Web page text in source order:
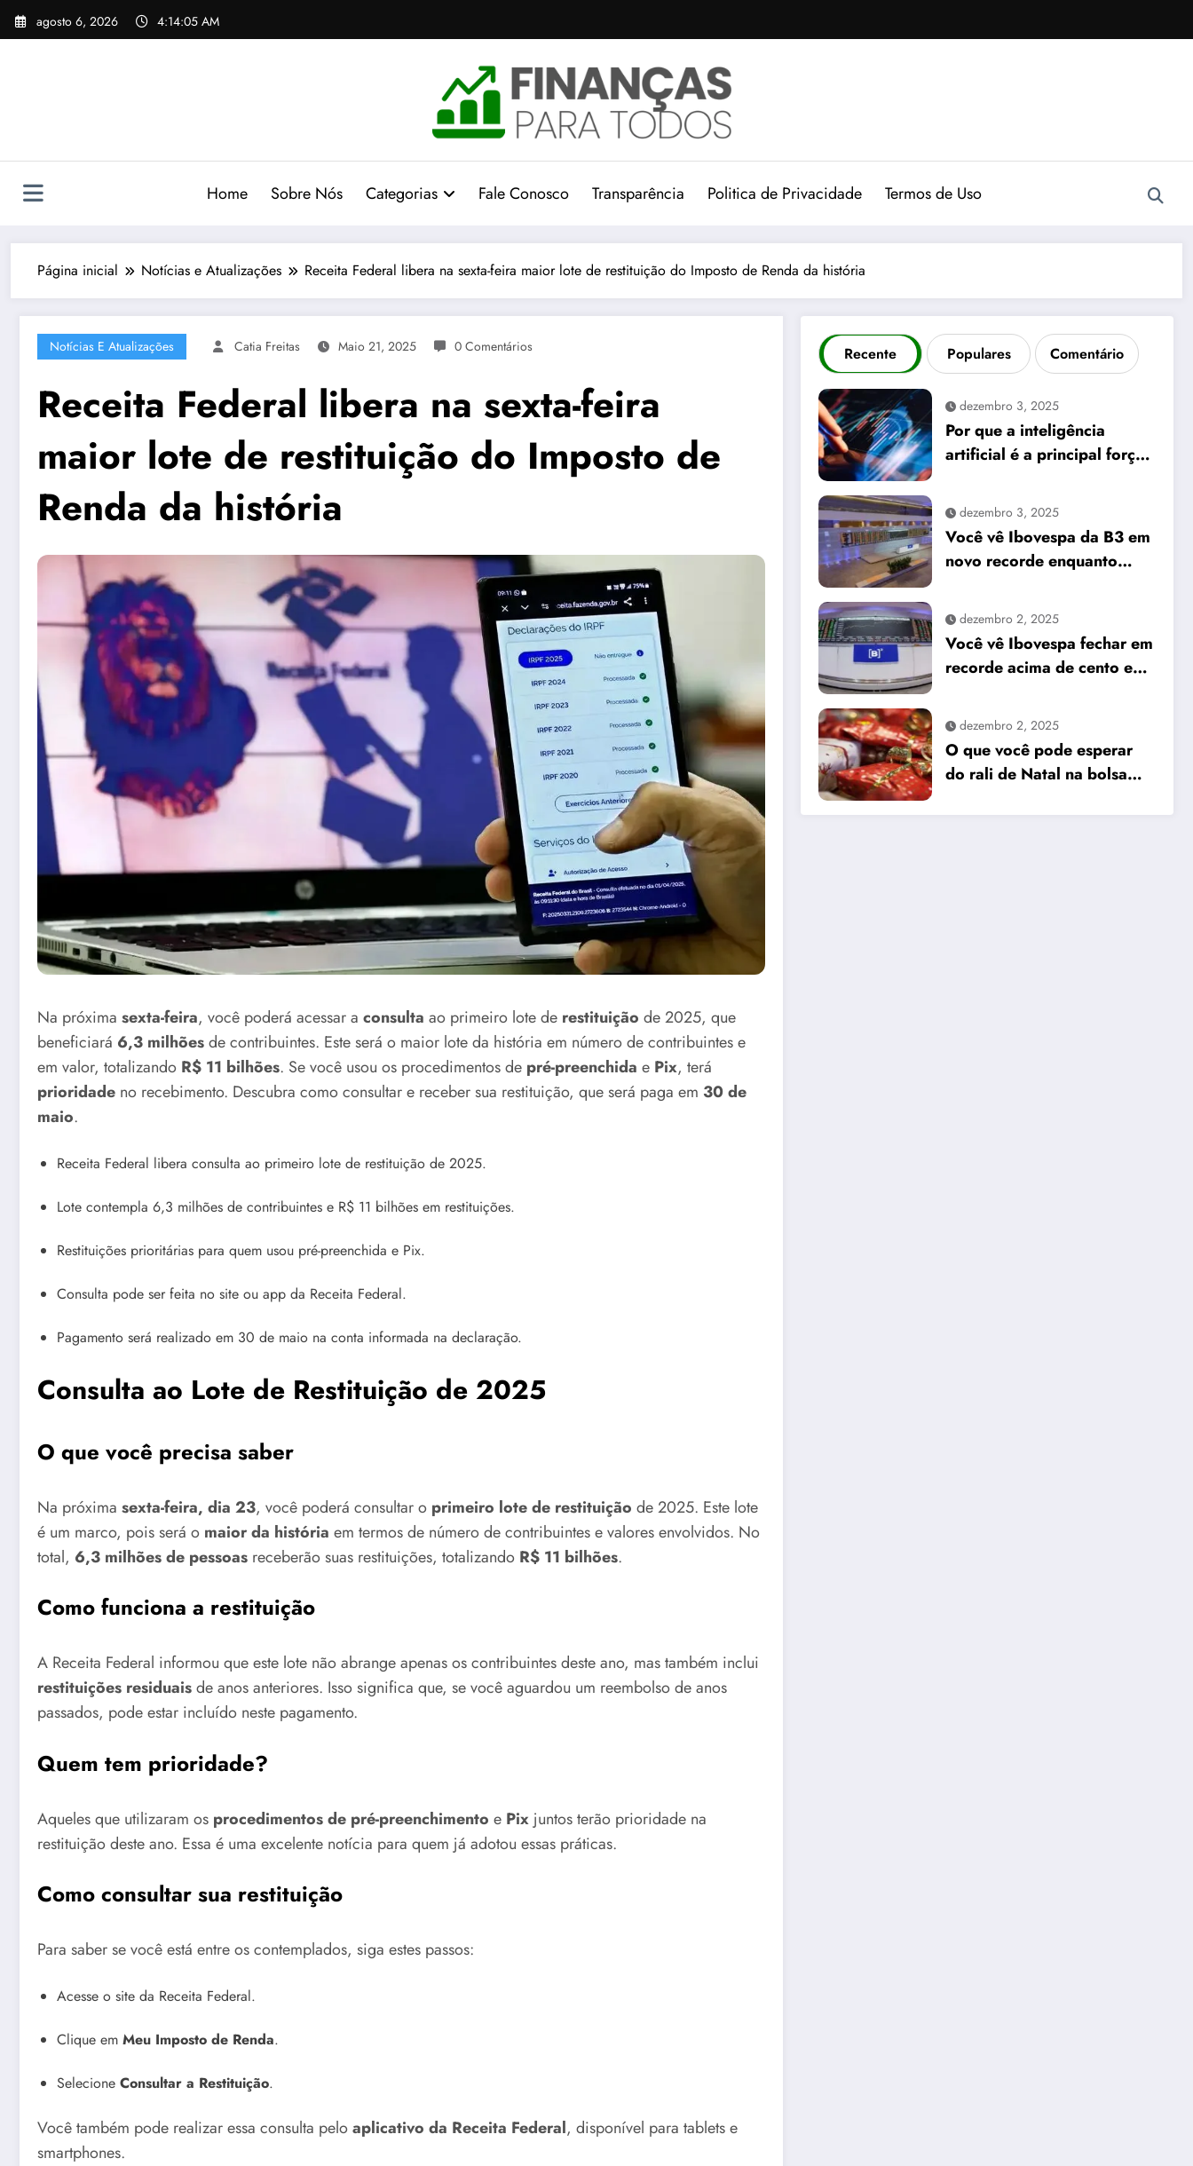
Pular
para
agosto 6, 2026 4:14:07 AM
Home Sobre Nós Categorias Fale Conosco Transparência Politica de Privacidade Termos de Uso
Página inicial Notícias e Atualizações Receita Federal libera na sexta-feira maior lote de restituição do Imposto de Renda da história
Notícias E Atualizações Catia Freitas Maio 21, 2025 0 Comentários
Receita Federal libera na sexta-feira
maior lote de restituição do Imposto de
Renda da história
Na próxima sexta-feira, você poderá acessar a consulta ao primeiro lote de restituição de 2025, que
beneficiará 6,3 milhõesde contribuintes. Este será o maior lote da história em número de contribuintes e
em valor, totalizando R$ 11 bilhões. Se você usou os procedimentos de pré-preenchida e Pix, terá
prioridade no recebimento. Descubra como consultar e receber sua restituição, que será paga em 30 de
maio.
Receita Federal libera consulta ao primeiro lote de restituição de 2025.
Lote contempla 6,3 milhões de contribuintes e R$ 11 bilhões em restituições.
Restituições prioritárias para quem usou pré-preenchida e Pix.
Consulta pode ser feita no site ou app da Receita Federal.
Pagamento será realizado em 30 de maio na conta informada na declaração.
Consulta ao Lote de Restituição de 2025
O que você precisa saber
Na próxima sexta-feira, dia 23, você poderá consultar o primeiro lote de restituição de 2025. Este lote
é um marco, pois será o maior da história em termos de número de contribuintes e valores envolvidos. No
total, 6,3 milhões de pessoas receberão suas restituições, totalizando R$ 11 bilhões.
Como funciona a restituição
A Receita Federal informou que este lote não abrange apenas os contribuintes deste ano, mas também inclui
restituições residuaisde anos anteriores. Isso significa que, se você aguardou um reembolso de anos
passados, pode estar incluído neste pagamento.
Quem tem prioridade?
Aqueles que utilizaram os procedimentos de pré-preenchimento e Pix juntos terão prioridade na
restituição deste ano. Essa é uma excelente notícia para quem já adotou essas práticas.
Como consultar sua restituição
Para saber se você está entre os contemplados, siga estes passos:
Acesse o site da Receita Federal.
Clique em Meu Imposto de Renda.
Selecione Consultar a Restituição.
Você também pode realizar essa consulta peloaplicativo da Receita Federal, disponível para tablets e
smartphones.
Recente Populares Comentário
dezembro 3, 2025
Por que a inteligência
artificial é a principal força
significa para seus
investimentos
dezembro 3, 2025
Você vê Ibovespa da B3 em
novo recorde enquanto
dezembro 2, 2025
Você vê Ibovespa fechar em
recorde acima de cento e
enquanto dólar recua para
cinco reais e trinta e três
centavos
dezembro 2, 2025
O que você pode esperar
do rali de Natal na bolsa